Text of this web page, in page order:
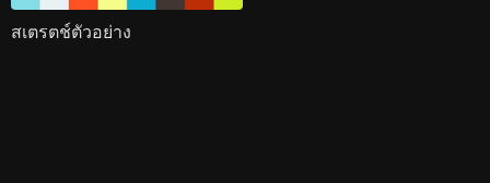
สเตรตช์ตัวอย่าง